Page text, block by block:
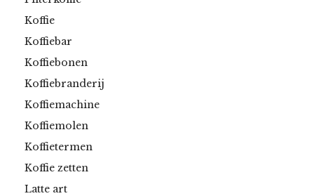
Koffie
Koffiebar
Koffiebonen
Koffiebranderij
Koffiemachine
Koffiemolen
Koffietermen
Koffie zetten
Latte art